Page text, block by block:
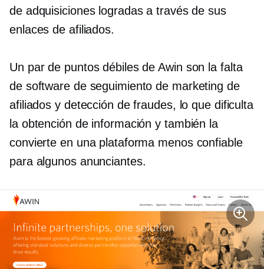
de adquisiciones logradas a través de sus
enlaces de afiliados.
Un par de puntos débiles de Awin son la falta
de software de seguimiento de marketing de
afiliados y detección de fraudes, lo que dificulta
la obtención de información y también la
convierte en una plataforma menos confiable
para algunos anunciantes.